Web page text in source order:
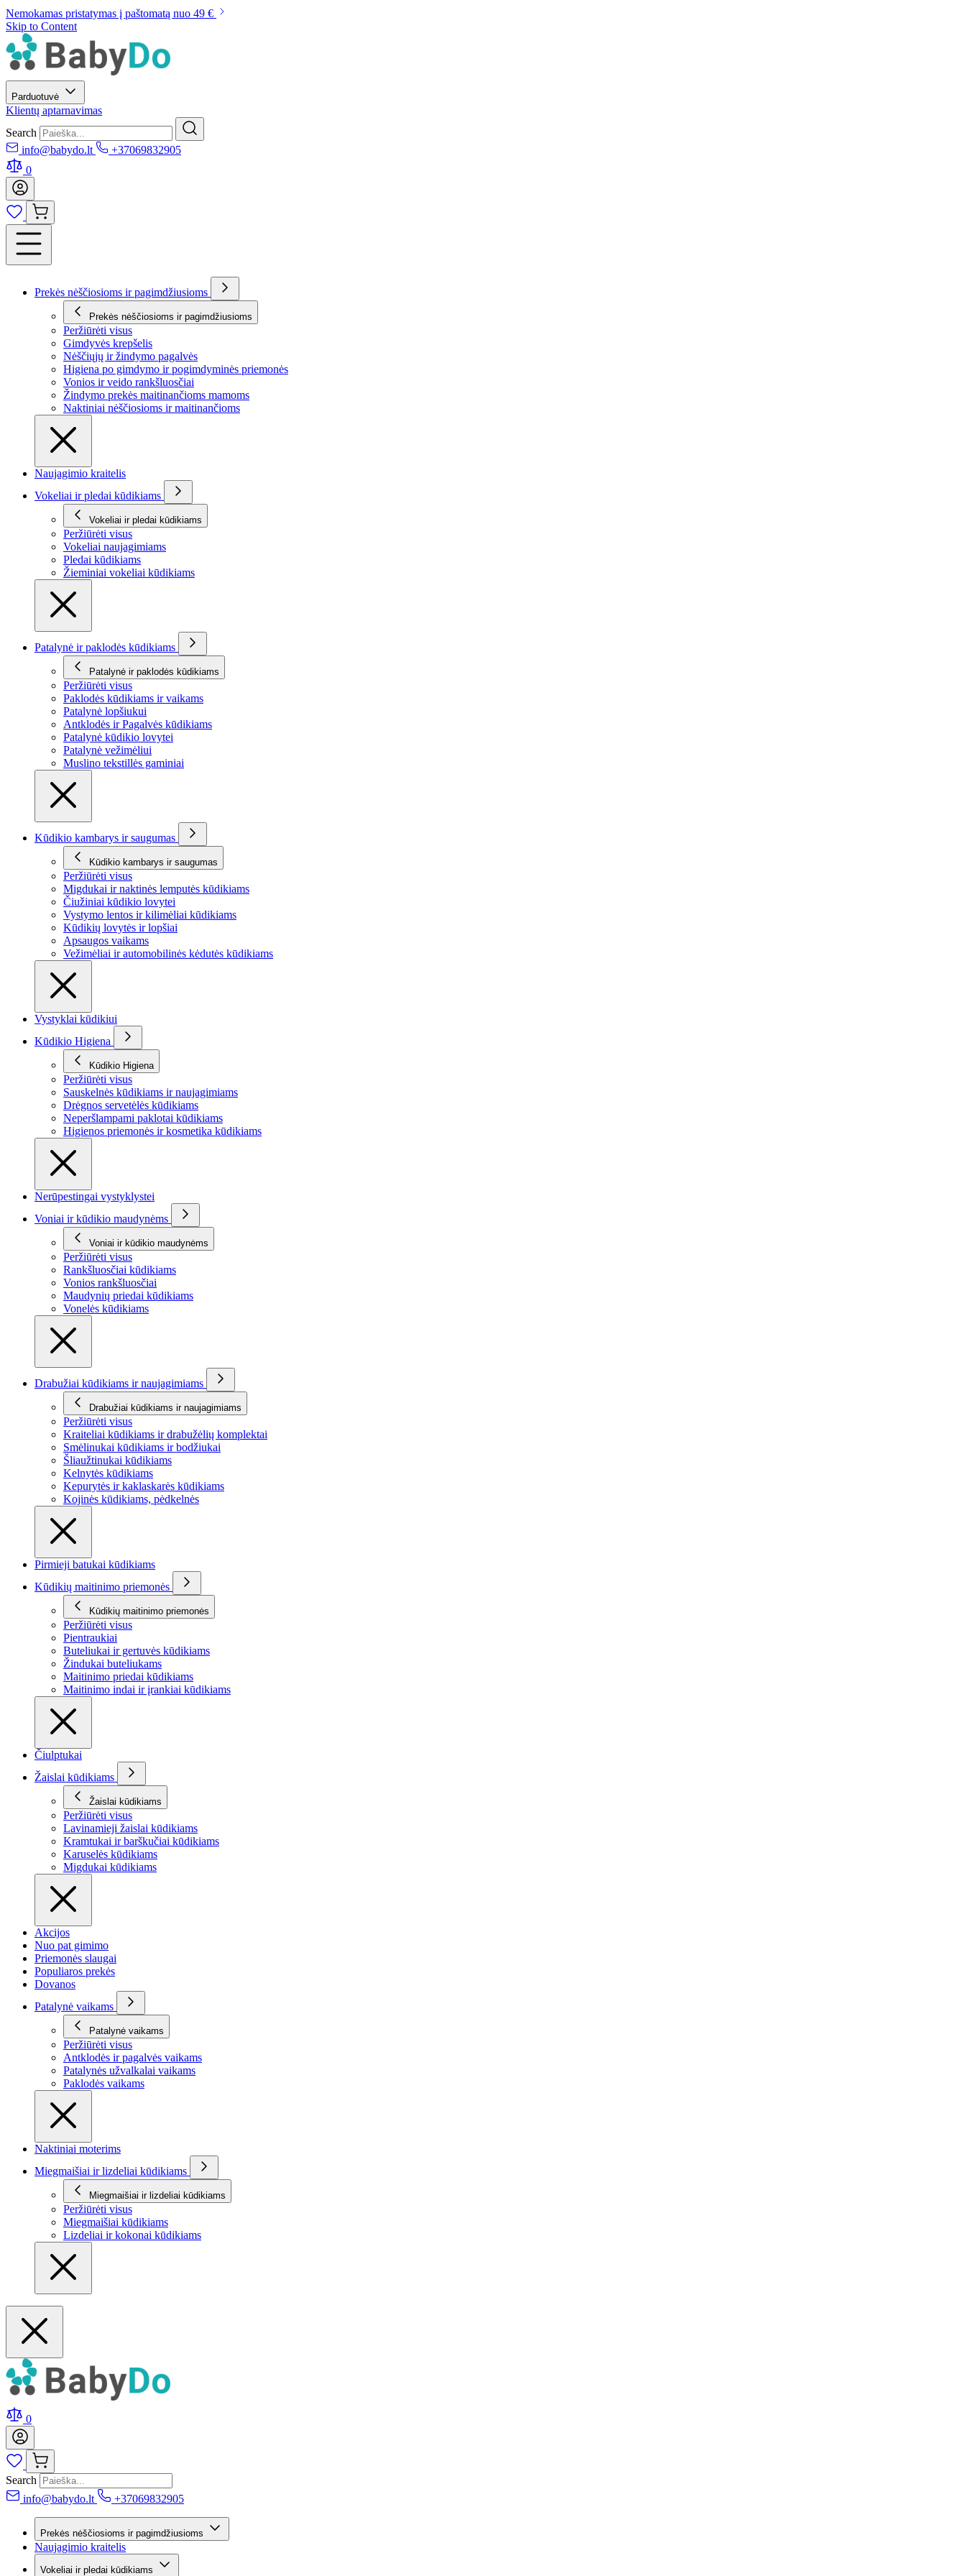
Nemokamas pristatymas į paštomatą nuo 49 €
Skip to Content
Parduotuvė
Klientų aptarnavimas
Search
info@babydo.lt
+37069832905
0
Prekės nėščiosioms ir pagimdžiusioms
Prekės nėščiosioms ir pagimdžiusioms
Peržiūrėti visus
Gimdyvės krepšelis
Nėščiųjų ir žindymo pagalvės
Higiena po gimdymo ir pogimdyminės priemonės
Vonios ir veido rankšluosčiai
Žindymo prekės maitinančioms mamoms
Naktiniai nėščiosioms ir maitinančioms
Naujagimio kraitelis
Vokeliai ir pledai kūdikiams
Vokeliai ir pledai kūdikiams
Peržiūrėti visus
Vokeliai naujagimiams
Pledai kūdikiams
Žieminiai vokeliai kūdikiams
Patalynė ir paklodės kūdikiams
Patalynė ir paklodės kūdikiams
Peržiūrėti visus
Paklodės kūdikiams ir vaikams
Patalynė lopšiukui
Antklodės ir Pagalvės kūdikiams
Patalynė kūdikio lovytei
Patalynė vežimėliui
Muslino tekstillės gaminiai
Kūdikio kambarys ir saugumas
Kūdikio kambarys ir saugumas
Peržiūrėti visus
Migdukai ir naktinės lemputės kūdikiams
Čiužiniai kūdikio lovytei
Vystymo lentos ir kilimėliai kūdikiams
Kūdikių lovytės ir lopšiai
Apsaugos vaikams
Vežimėliai ir automobilinės kėdutės kūdikiams
Vystyklai kūdikiui
Kūdikio Higiena
Kūdikio Higiena
Peržiūrėti visus
Sauskelnės kūdikiams ir naujagimiams
Drėgnos servetėlės kūdikiams
Neperšlampami paklotai kūdikiams
Higienos priemonės ir kosmetika kūdikiams
Nerūpestingai vystyklystei
Voniai ir kūdikio maudynėms
Voniai ir kūdikio maudynėms
Peržiūrėti visus
Rankšluosčiai kūdikiams
Vonios rankšluosčiai
Maudynių priedai kūdikiams
Vonelės kūdikiams
Drabužiai kūdikiams ir naujagimiams
Drabužiai kūdikiams ir naujagimiams
Peržiūrėti visus
Kraiteliai kūdikiams ir drabužėlių komplektai
Smėlinukai kūdikiams ir bodžiukai
Šliaužtinukai kūdikiams
Kelnytės kūdikiams
Kepurytės ir kaklaskarės kūdikiams
Kojinės kūdikiams, pėdkelnės
Pirmieji batukai kūdikiams
Kūdikių maitinimo priemonės
Kūdikių maitinimo priemonės
Peržiūrėti visus
Pientraukiai
Buteliukai ir gertuvės kūdikiams
Žindukai buteliukams
Maitinimo priedai kūdikiams
Maitinimo indai ir įrankiai kūdikiams
Čiulptukai
Žaislai kūdikiams
Žaislai kūdikiams
Peržiūrėti visus
Lavinamieji žaislai kūdikiams
Kramtukai ir barškučiai kūdikiams
Karuselės kūdikiams
Migdukai kūdikiams
Akcijos
Nuo pat gimimo
Priemonės slaugai
Populiaros prekės
Dovanos
Patalynė vaikams
Patalynė vaikams
Peržiūrėti visus
Antklodės ir pagalvės vaikams
Patalynės užvalkalai vaikams
Paklodės vaikams
Naktiniai moterims
Miegmaišiai ir lizdeliai kūdikiams
Miegmaišiai ir lizdeliai kūdikiams
Peržiūrėti visus
Miegmaišiai kūdikiams
Lizdeliai ir kokonai kūdikiams
0
Search
info@babydo.lt
+37069832905
Prekės nėščiosioms ir pagimdžiusioms
Naujagimio kraitelis
Vokeliai ir pledai kūdikiams